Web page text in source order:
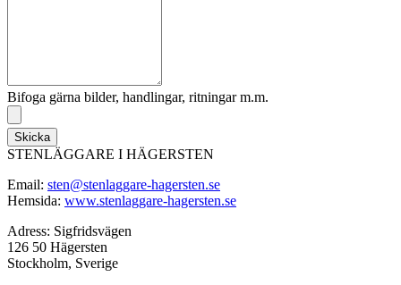
Bifoga gärna bilder, handlingar, ritningar m.m.
Skicka
STENLÄGGARE I HÄGERSTEN
Email: sten@stenlaggare-hagersten.se
Hemsida: www.stenlaggare-hagersten.se
Adress: Sigfridsvägen
126 50 Hägersten
Stockholm, Sverige